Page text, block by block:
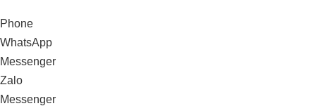
Phone
WhatsApp
Messenger
Zalo
Messenger